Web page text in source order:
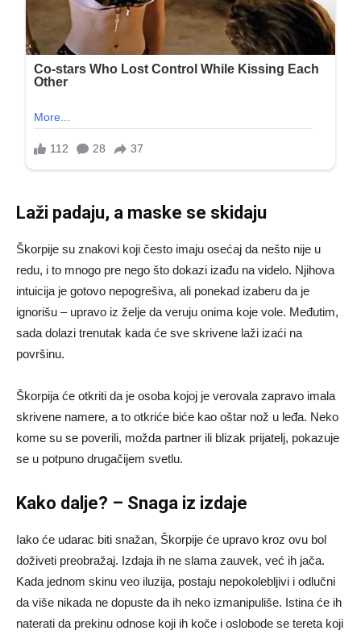
Laži padaju, a maske se skidaju
Škorpije su znakovi koji često imaju osećaj da nešto nije u
redu, i to mnogo pre nego što dokazi izađu na videlo. Njihova
intuicija je gotovo nepogrešiva, ali ponekad izaberu da je
ignorišu – upravo iz želje da veruju onima koje vole. Međutim,
sada dolazi trenutak kada će sve skrivene laži izaći na
površinu.
Škorpija će otkriti da je osoba kojoj je verovala zapravo imala
skrivene namere, a to otkriće biće kao oštar nož u leđa. Neko
kome su se poverili, možda partner ili blizak prijatelj, pokazuje
se u potpuno drugačijem svetlu.
Kako dalje? – Snaga iz izdaje
Iako će udarac biti snažan, Škorpije će upravo kroz ovu bol
doživeti preobražaj. Izdaja ih ne slama zauvek, već ih jača.
Kada jednom skinu veo iluzija, postaju nepokolebljivi i odlučni
da više nikada ne dopuste da ih neko izmanipuliše. Istina će ih
naterati da prekinu odnose koji ih koče i oslobode se tereta koji